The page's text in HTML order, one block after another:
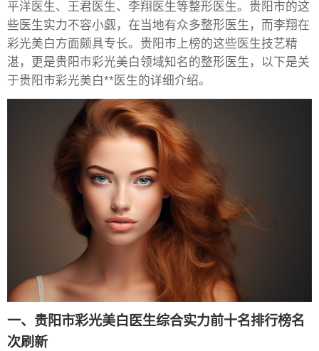
平洋医生、王君医生、李翔医生等整形医生。贵阳市的这
些医生实力不容小觑，在当地有众多整形医生，而李翔在
彩光美白方面颇具专长。贵阳市上榜的这些医生技艺精
湛，更是贵阳市彩光美白领域知名的整形医生，以下是关
于贵阳市彩光美白**医生的详细介绍。
一、贵阳市彩光美白医生综合实力前十名排行榜名
次刷新